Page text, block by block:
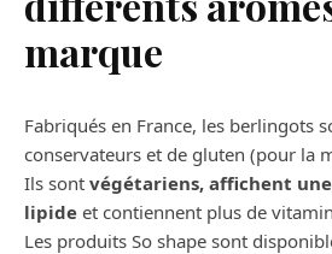
marque
Fabriqués en France, les berlingots
conservateurs et de gluten (pour la
Ils sont végétariens, affichent
lipide et contiennent plus de
Les produits So shape sont